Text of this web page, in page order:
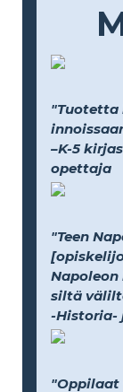
"Tuotetta
–K-5
opettaja
"Teen
Napoleon
siltä
-Historia-
"Oppilaat